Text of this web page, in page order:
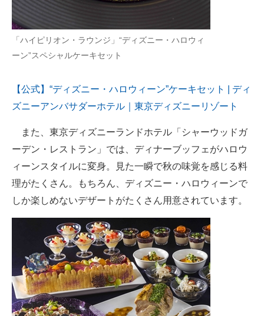
「ハイピリオン・ラウンジ」“ディズニー・ハロウィ
ーン”スペシャルケーキセット
【公式】“ディズニー・ハロウィーン”ケーキセット | ディ
ズニーアンバサダーホテル｜東京ディズニーリゾート
また、東京ディズニーランドホテル「シャーウッドガ
ーデン・レストラン」では、ディナーブッフェがハロウ
ィーンスタイルに変身。見た一瞬で秋の味覚を感じる料
理がたくさん。もちろん、ディズニー・ハロウィーンで
しか楽しめないデザートがたくさん用意されています。